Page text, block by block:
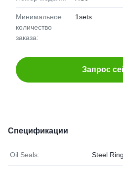
Минимальное
количество
заказа:
1sets
Запрос
Спецификации
Oil Seals: Steel Ring